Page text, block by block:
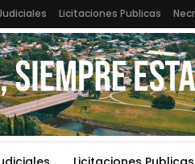
Licitaciones Publicas